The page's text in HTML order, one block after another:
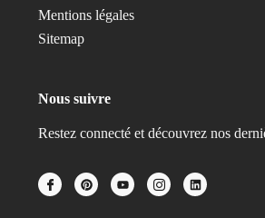
Mentions légales
Sitemap
Nous suivre
Restez connecté et découvrez nos